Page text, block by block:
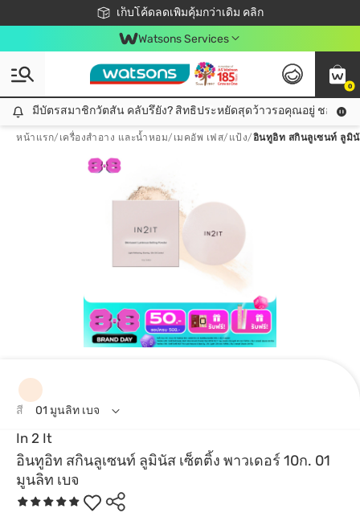
เก็บโค้ดลดเพิ่มคุ้มกว่าเดิม คลิก
ชอปออนไลน์ครั้งแรก ลดเพิ่มจุก ๆ 10%! 🎉
📦ส่งฟรี! เมื่อชอป 499฿
สมาชิกวัตสัน คลับดียังไง?
Watsons Services
0
มีบัตรสมาชิกวัตสัน คลับรึยัง? สิทธิประหยัดสุดว้าวรอคุณอยู่ ชอปคุ้มกว่าเดิม คลิก!
มีบัตรสมาชิกวัตสัน คลับรึยัง? สิทธิประหยัดสุดว้าวรอคุณอยู่ ชอปคุ้มก
หน้าแรก/ เครื่องสำอาง และน้ำหอม/ เมคอัพ เฟส/ แป้ง/อินทูอิท สกินลูเซนท์ ลูมินั
In 2 It
อินทูอิท สกินลูเซนท์ ลูมินัส เซ็ตติ้ง พาวเดอร์ 10ก. 01
มูนลิท เบจ
สี 01 มูนลิท เบจ